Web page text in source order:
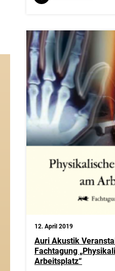
zu
unserer
Xing-
Seite
Impressum
Daten­schutz
© 2019 by Auri Akustik
FEUER­
12. April 2019
Auri Akustik
Fachtagung
Arbeitsplatz“